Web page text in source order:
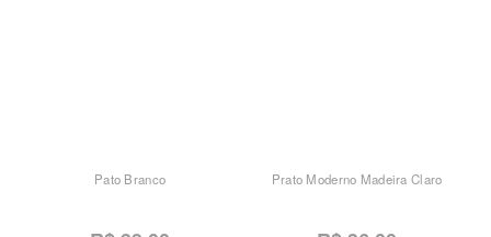
Pato Branco Prato Moderno Madeira Claro